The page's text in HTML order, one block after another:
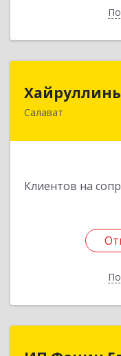
Салават
Клиентов на
ИП Фенин